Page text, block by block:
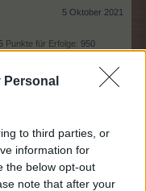
Personal
to third parties, or
information for
the below opt-out
note that after your
5 Oktober 2021
Punkte für Erfolge: 950
4 Oktober 2021
4 Oktober 2021
Punkte für Erfolge: 3.300